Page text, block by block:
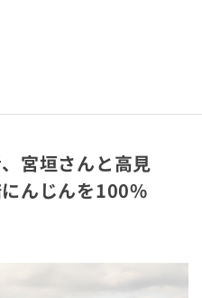
宮垣さんと高見
んじんを100%